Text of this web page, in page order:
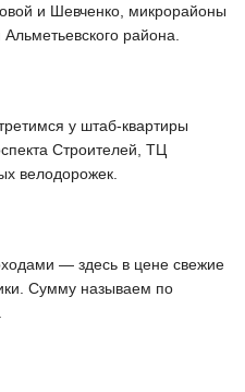
и Шевченко, микрорайоны
района.
у штаб-квартиры
Строителей, ТЦ
велодорожек.
— здесь в цене свежие
Сумму называем по